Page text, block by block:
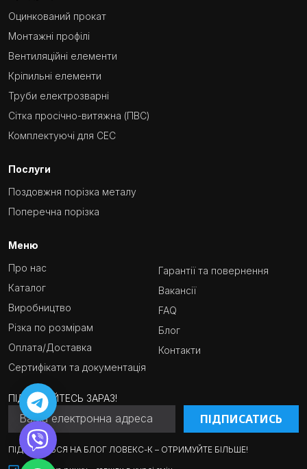
Оцинкований прокат
Монтажні профілі
Вентиляційні елементи
Кріпильні елементи
Труби електрозварні
Сітка просічно-витяжна (ПВС)
Комплектуючі для СЕС
Послуги
Поздовжня порізка металу
Поперечна порізка
Меню
Про нас
Каталог
Виробництво
Різка по розмірам
Оплата/Доставка
Сертифікати та документація
Гарантії та повернення
Вакансії
FAQ
Блог
Контакти
ПІДПИСУЙТЕСЬ ЗАРАЗ!
ПІДПИСАТИСЬ
ПІДПИШІТЬСЯ НА БЛОГ ЛОВЕКС-К – ОТРИМУЙТЕ БІЛЬШЕ!